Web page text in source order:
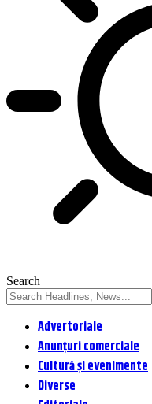
Search
Advertoriale
Anunțuri comerciale
Cultură și evenimente
Diverse